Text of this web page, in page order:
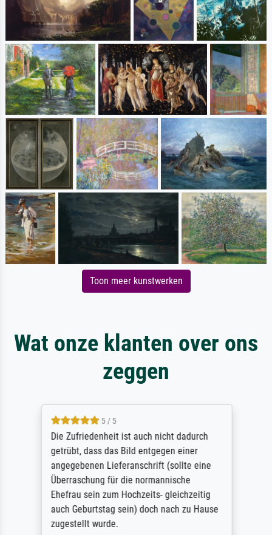
Toon meer kunstwerken
Wat onze klanten over ons
zeggen
5 / 5
Die Zufriedenheit ist auch nicht dadurch
getrübt, dass das Bild entgegen einer
angegebenen Lieferanschrift (sollte eine
Überraschung für die normannische
Ehefrau sein zum Hochzeits- gleichzeitig
auch Geburtstag sein) doch nach zu Hause
zugestellt wurde.